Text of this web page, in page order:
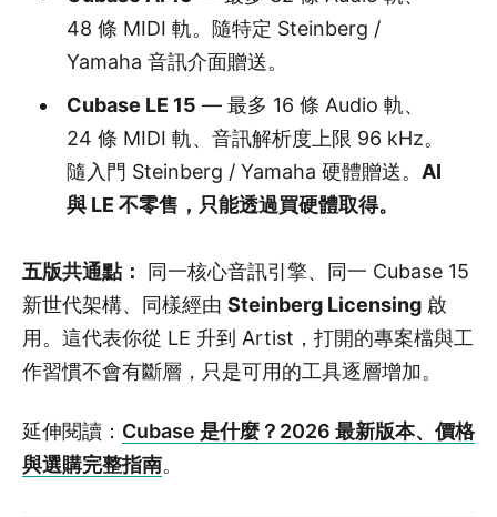
48 條 MIDI 軌。隨特定 Steinberg /
Yamaha 音訊介面贈送。
Cubase LE 15 — 最多 16 條 Audio 軌、
24 條 MIDI 軌、音訊解析度上限 96 kHz。
隨入門 Steinberg / Yamaha 硬體贈送。 AI
與 LE 不零售，只能透過買硬體取得。
五版共通點：
同一核心音訊引擎、同一 Cubase 15
新世代架構、同樣經由 Steinberg Licensing 啟
用。這代表你從 LE 升到 Artist，打開的專案檔與工
作習慣不會有斷層，只是可用的工具逐層增加。
延伸閱讀： Cubase 是什麼？2026 最新版本、價格
與選購完整指南。